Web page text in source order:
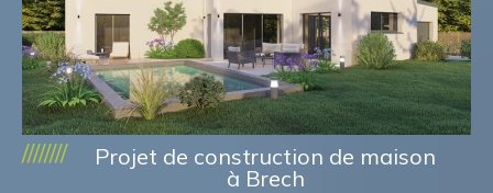
////////
Projet de construction de maison
à Brech